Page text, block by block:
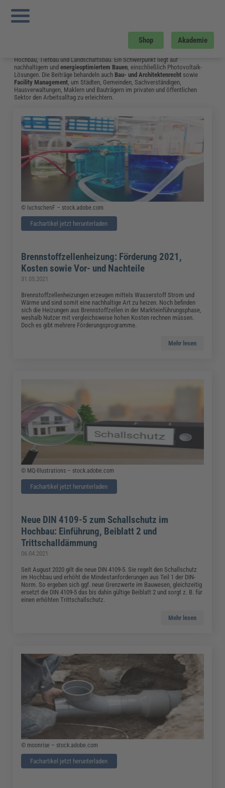
Shop Akademie
Sie sind hier:
Instandhaltung
Bau und Gebäudemanagement
Vom Neubau bis hin zum Umgang mit Bauschäden: Das Fachwissen aus dem
Hochbau, Tiefbau und Landschaftsbau. Ein Schwerpunkt liegt auf
nachhaltigem undenergieoptimiertem Bauen, einschließlich Photovoltaik-
Lösungen. Die Beiträge behandeln auch Bau- und Architektenrecht sowie
Facility Management, um Städten, Gemeinden, Sachverständigen,
Hausverwaltungen, Maklern und Bauträgern im privaten und öffentlichen
Sektor den Arbeitsalltag zu erleichtern.
© luchschenF – stock.adobe.com
Fachartikel jetzt herunterladen
Brennstoffzellenheizung: Förderung 2021,
Kosten sowie Vor- und Nachteile
31.05.2021
Brennstoffzellenheizungen erzeugen mittels Wasserstoff Strom und
Wärme und sind somit eine nachhaltige Art zu heizen. Noch befinden
sich die Heizungen aus Brennstoffzellen in der Markteinführungsphase,
weshalb Nutzer mit vergleichsweise hohen Kosten rechnen müssen.
Doch es gibt mehrere Förderungsprogramme.
Mehr lesen
© MQ-Illustrations – stock.adobe.com
Fachartikel jetzt herunterladen
Neue DIN 4109-5 zum Schallschutz im
Hochbau: Einführung, Beiblatt 2 und
Trittschalldämmung
06.04.2021
Seit August 2020 gilt die neue DIN 4109-5. Sie regelt den Schallschutz
im Hochbau und erhöht die Mindestanforderungen aus Teil 1 der DIN-
Norm. So ergeben sich ggf. neue Grenzwerte im Bauwesen, gleichzeitig
ersetzt die DIN 4109-5 das bis dahin gültige Beiblatt 2 und sorgt z. B. für
einen erhöhten Trittschallschutz.
Mehr lesen
© moonrise – stock.adobe.com
Fachartikel jetzt herunterladen